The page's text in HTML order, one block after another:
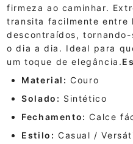
firmeza ao caminhar.
transita facilmente entre
descontraídos,
o dia a dia. Ideal para
um toque de elegância.
Material: Couro
Solado: Sintético
Fechamento: Calce
Estilo: Casual /